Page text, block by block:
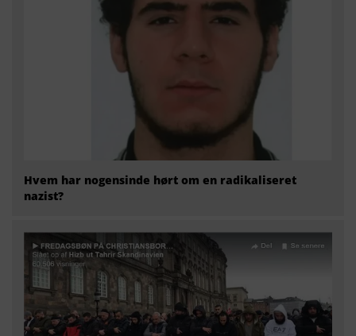
Hvem har nogensinde hørt om en radikaliseret
nazist?